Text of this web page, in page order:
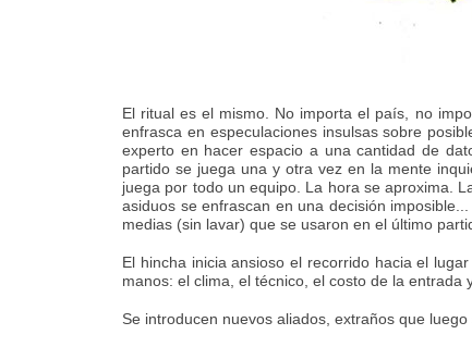
El ritual es el mismo. No importa el país, no
enfrasca en especulaciones insulsas sobre
experto en hacer espacio a una cantidad de
partido se juega una y otra vez en la mente
juega por todo un equipo. La hora se aproxima.
asiduos se enfrascan en una decisión
medias (sin lavar) que se usaron en el último
El hincha inicia ansioso el recorrido hacia el
manos: el clima, el técnico, el costo de la entrada
Se introducen nuevos aliados, extraños que